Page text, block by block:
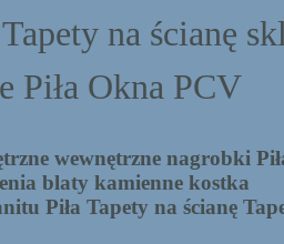
na ścianę
Piła Okna PCV
wewnętrzne nagrobki
blaty kamienne kostka
Piła Tapety na ścianę